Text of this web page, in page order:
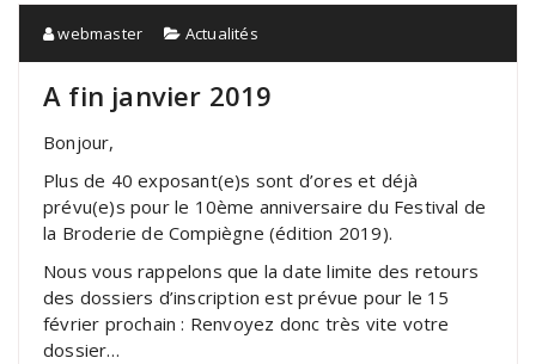
webmaster Actualités
A fin janvier 2019
Bonjour,
Plus de 40 exposant(e)s sont d’ores et déjà
prévu(e)s pour le 10ème anniversaire du Festival de
la Broderie de Compiègne (édition 2019).
Nous vous rappelons que la date limite des retours
des dossiers d’inscription est prévue pour le 15
février prochain : Renvoyez donc très vite votre
dossier…